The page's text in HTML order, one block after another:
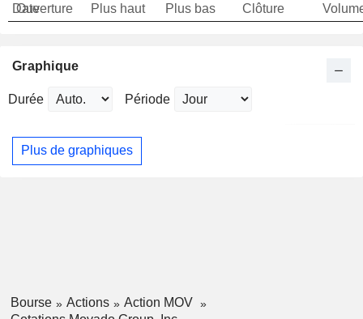
Date
Ouverture Plus haut Plus bas Clôture
Graphique
Durée Période
Plus de graphiques
Bourse Actions
Action MOV